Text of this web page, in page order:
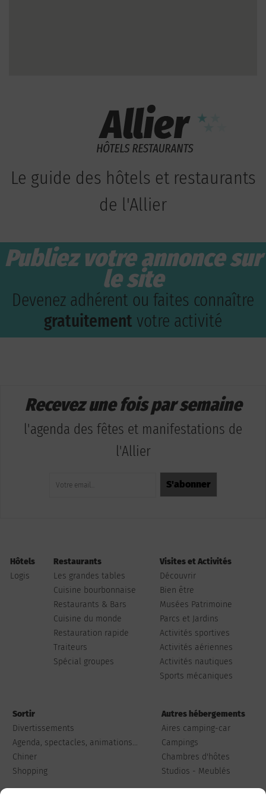
Le guide des hôtels et restaurants
de l'Allier
Publiez votre annonce sur
le site
Devenez adhérent ou faites connaître
gratuitement votre activité
Recevez une fois par semaine
l'agenda des fêtes et manifestations de
l'Allier
Hôtels
Logis
Restaurants
Les grandes tables
Cuisine bourbonnaise
Restaurants & Bars
Cuisine du monde
Restauration rapide
Traiteurs
Spécial groupes
Visites et Activités
Découvrir
Bien être
Musées Patrimoine
Parcs et Jardins
Activités sportives
Activités aériennes
Activités nautiques
Sports mécaniques
Sortir
Divertissements
Agenda, spectacles, animations...
Chiner
Shopping
Autres hébergements
Aires camping-car
Campings
Chambres d'hôtes
Studios - Meublés